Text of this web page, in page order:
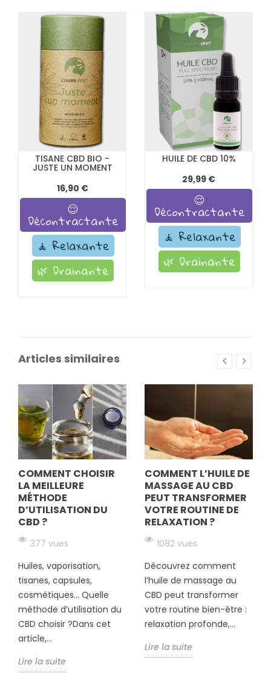
TISANE CBD BIO -
JUSTE UN MOMENT
16,90 €
😌
Décontractante
🧘 Relaxante
🌿 Drainante
HUILE DE CBD 10%
29,99 €
😌
Décontractante
🧘 Relaxante
🌿 Drainante
Articles similaires
COMMENT CHOISIR
LA MEILLEURE
MÉTHODE
D’UTILISATION DU
CBD ?
377 vues
Huiles, vaporisation,
tisanes, capsules,
cosmétiques… Quelle
méthode d’utilisation du
CBD choisir ?Dans cet
article,...
Lire la suite
COMMENT L’HUILE DE
MASSAGE AU CBD
PEUT TRANSFORMER
VOTRE ROUTINE DE
RELAXATION ?
1082 vues
Découvrez comment
l’huile de massage au
CBD peut transformer
votre routine bien-être :
relaxation profonde,...
Lire la suite